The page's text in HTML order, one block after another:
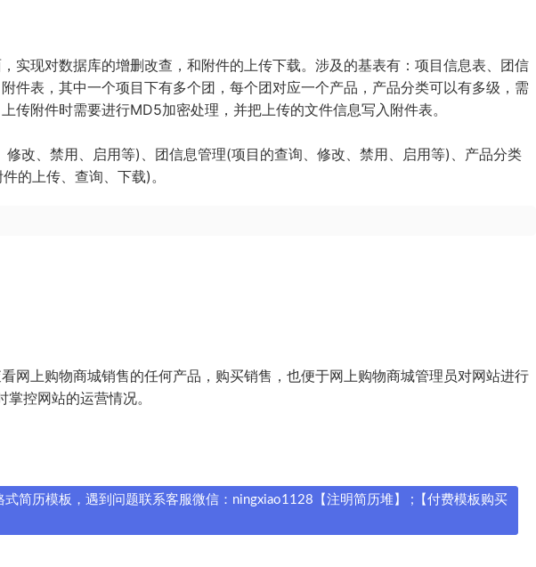
实现对数据库的增删改查，和附件的上传下载。涉及的基表有：项目信息表、团信
件表，其中一个项目下有多个团，每个团对应一个产品，产品分类可以有多级，需
传附件时需要进行MD5加密处理，并把上传的文件信息写入附件表。
改、禁用、启用等)、团信息管理(项目的查询、修改、禁用、启用等)、产品分类
的上传、查询、下载)。
网上购物商城销售的任何产品，购买销售，也便于网上购物商城管理员对网站进行
控网站的运营情况。
简历模板，遇到问题联系客服微信：ningxiao1128【注明简历堆】 ;【付费模板购买